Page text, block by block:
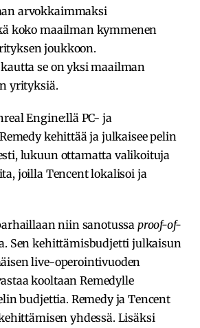
arvokkaimmaksi
koko maailman kymmenen
joukkoon.
se on yksi maailman
yrityksiä.
Engine:llä PC- ja
kehittää ja julkaisee pelin
lukuun ottamatta valikoituja
joilla Tencent lokalisoi ja
niin sanotussa proof-of-
Sen kehittämisbudjetti julkaisun
live-operointivuoden
kooltaan Remedylle
budjettia. Remedy ja Tencent
yhdessä. Lisäksi